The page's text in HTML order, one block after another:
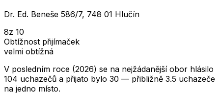
Dr. Ed. Beneše 586/7, 748 01 Hlučín
8z 10
Obtížnost přijímaček
velmi obtížná
V posledním roce (2026) se na nejžádanější obor hlásilo
104 uchazečů a přijato bylo 30 — přibližně 3.5 uchazeče
na jedno místo.